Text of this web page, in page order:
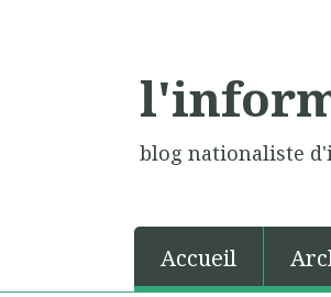
blog nationaliste
Accueil